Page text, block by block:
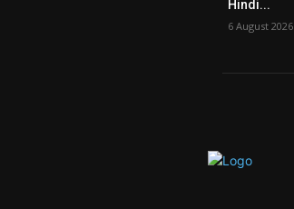
Hindi...
6 August 2026